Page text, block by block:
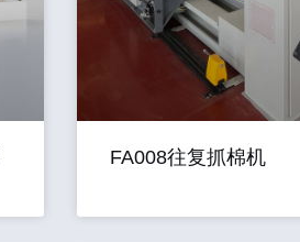
FA008往复抓棉机